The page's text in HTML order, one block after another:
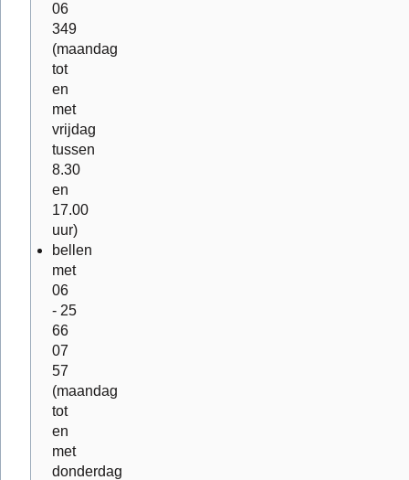
06
349
(maandag
tot
en
met
vrijdag
tussen
8.30
en
17.00
uur)
bellen
met
06
- 25
66
07
57
(maandag
tot
en
met
donderdag